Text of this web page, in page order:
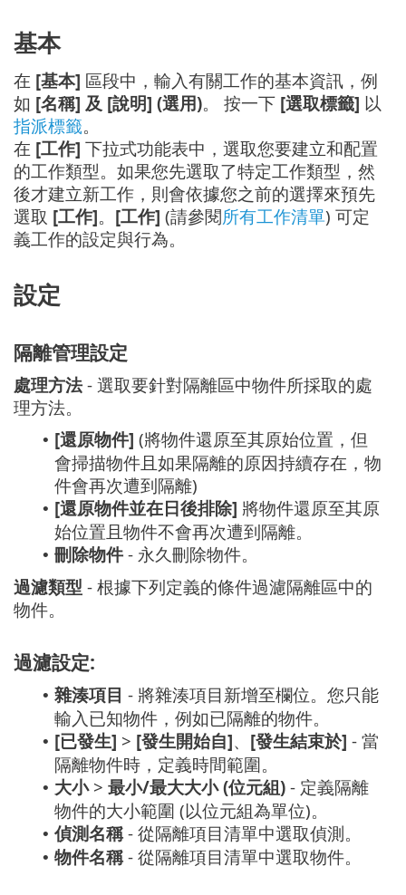
基本
在 [基本] 區段中，輸入有關工作的基本資訊，例
如 [名稱] 及 [說明] (選用)。 按一下 [選取標籤] 以
指派標籤。
在 [工作] 下拉式功能表中，選取您要建立和配置
的工作類型。如果您先選取了特定工作類型，然
後才建立新工作，則會依據您之前的選擇來預先
選取 [工作]。 [工作] (請參閱所有工作清單) 可定
義工作的設定與行為。
設定
隔離管理設定
處理方法 - 選取要針對隔離區中物件所採取的處
理方法。
• [還原物件] (將物件還原至其原始位置，但
會掃描物件且如果隔離的原因持續存在，物
件會再次遭到隔離)
• [還原物件並在日後排除] 將物件還原至其原
始位置且物件不會再次遭到隔離。
• 刪除物件 - 永久刪除物件。
過濾類型 - 根據下列定義的條件過濾隔離區中的
物件。
過濾設定:
• 雜湊項目 - 將雜湊項目新增至欄位。您只能
輸入已知物件，例如已隔離的物件。
• [已發生] > [發生開始自]、 [發生結束於] - 當
隔離物件時，定義時間範圍。
• 大小> 最小/最大大小 (位元組) - 定義隔離
物件的大小範圍 (以位元組為單位)。
• 偵測名稱 - 從隔離項目清單中選取偵測。
• 物件名稱 - 從隔離項目清單中選取物件。